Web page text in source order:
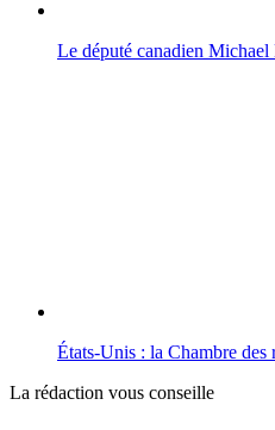
Le député canadien
États-Unis : la Chambre
La rédaction vous conseille